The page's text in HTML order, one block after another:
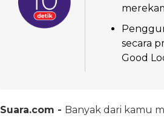
secara
Good
Suara.com - Banyak dari kamu